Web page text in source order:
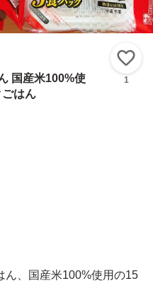
国産米100%使
はん
1
ん、国産米100%使用の15